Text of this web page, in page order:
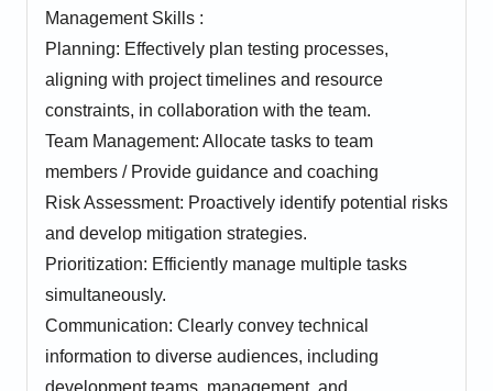
Management Skills :
Planning: Effectively plan testing processes,
aligning with project timelines and resource
constraints, in collaboration with the team.
Team Management: Allocate tasks to team
members / Provide guidance and coaching
Risk Assessment: Proactively identify potential risks
and develop mitigation strategies.
Prioritization: Efficiently manage multiple tasks
simultaneously.
Communication: Clearly convey technical
information to diverse audiences, including
development teams, management, and